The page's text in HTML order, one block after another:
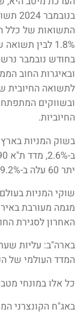
התשואות של כלל
1.8% לבין תשואה של 2.4%.
בחודש נובמבר
ובאיגרות החוב
לתשואה החיובית
ובשווקים
החיוביות.
יתר 60 עלה ב-9.2%.
שוקי המניות
האחרון לסגירת
בארה"ב: עליות
המדד העולמי של
כל אלו במונחי
באג"ח הקונצרני